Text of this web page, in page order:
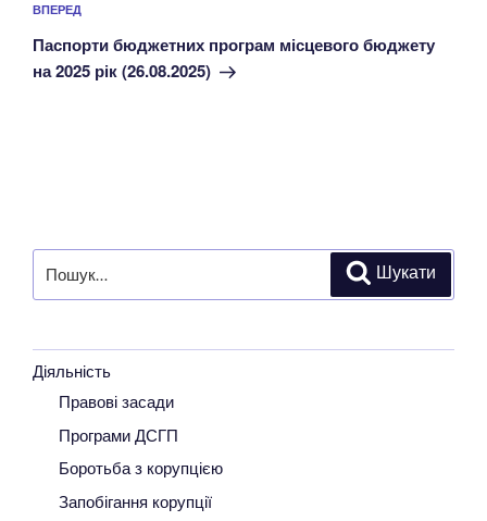
Наступний
запис
ВПЕРЕД
Паспорти бюджетних програм місцевого бюджету
на 2025 рік (26.08.2025)
за
Шукати
Діяльність
Правові засади
Програми ДСГП
Боротьба з корупцією
Запобігання корупції